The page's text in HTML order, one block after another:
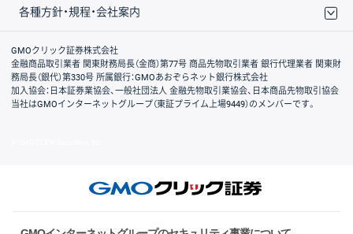
各種方針・規程・会社案内
取引規程・約款
サイトマップ
その他のご案内
個人情報保護方針
最良執行方針
サイトのご利用について
ディスクレイマー
信託保全
リスク説明
会社案内
GMOクリック証券株式会社
金融商品取引業者 関東財務局長（金商）第77号 商品先物取引業者 銀行代理業者 関東財
務局長（銀代）第330号 所属銀行：GMOあおぞらネット銀行株式会社
加入協会：日本証券業協会、一般社団法人 金融先物取引業協会、日本商品先物取引協会
当社はGMOインターネットグループ（東証プライム上場9449）のメンバーです。